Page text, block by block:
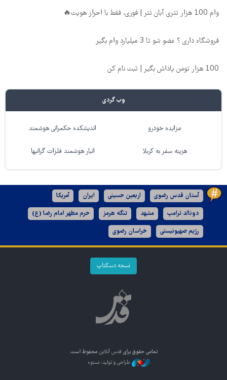
وام 100 هزار تتری آبان تتر | فوری، فقط با احراز هویت🔥
فروشگاه داری ؟ عضو شو تا 3 میلیارد وام بگیر
100 هزار تومن پاداش بگیر | ثبت نام کن
وب گردی
مزایده خودرو اندیشکده حکمرانی هوشمند
هزینه سفر به کربلا انبار هوشمند فلزات گرانبها
آستان قدس رضوی اربعین حسینی ایران آمریکا
دونالد ترامپ مشهد تنگه هرمز حرم مطهر امام رضا (ع)
رژیم صهیونیستی خراسان رضوی
نسخه دسکتاپ
تمامی حقوق برای قدس آنلاین محفوظ است.
طراحی و تولید: نستوه